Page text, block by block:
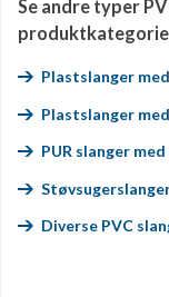
Se andre typer
Plastslanger
Plastslanger
PUR slanger
Diverse PVC